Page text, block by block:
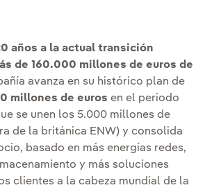
años a la actual transición
de 160.000 millones de euros de
avanza en su histórico plan de
millones de euros en el periodo
se unen los 5.000 millones de
de la británica ENW) y consolida
basado en más energías redes,
y más soluciones
clientes a la cabeza mundial de la